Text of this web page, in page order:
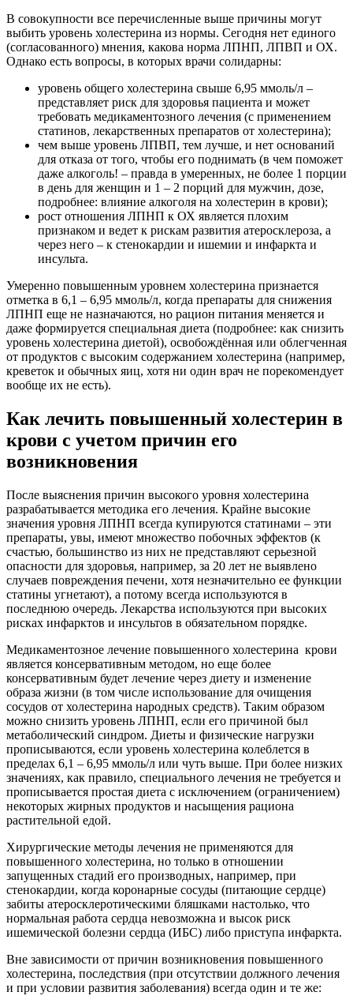
В совокупности все перечисленные выше причины могут
выбить уровень холестерина из нормы. Сегодня нет единого
(согласованного) мнения, какова норма ЛПНП, ЛПВП и ОХ.
Однако есть вопросы, в которых врачи солидарны:
уровень общего холестерина свыше 6,95 ммоль/л –
представляет риск для здоровья пациента и может
требовать медикаментозного лечения (с применением
статинов, лекарственных препаратов от холестерина);
чем выше уровень ЛПВП, тем лучше, и нет оснований
для отказа от того, чтобы его поднимать (в чем поможет
даже алкоголь! – правда в умеренных, не более 1 порции
в день для женщин и 1 – 2 порций для мужчин, дозе,
подробнее: влияние алкоголя на холестерин в крови);
рост отношения ЛПНП к ОХ является плохим
признаком и ведет к рискам развития атеросклероза, а
через него – к стенокардии и ишемии и инфаркта и
инсульта.
Умеренно повышенным уровнем холестерина признается
отметка в 6,1 – 6,95 ммоль/л, когда препараты для снижения
ЛПНП еще не назначаются, но рацион питания меняется и
даже формируется специальная диета (подробнее: как снизить
уровень холестерина диетой), освобождённая или облегченная
от продуктов с высоким содержанием холестерина (например,
креветок и обычных яиц, хотя ни один врач не порекомендует
вообще их не есть).
Как лечить повышенный холестерин в
крови с учетом причин его
возникновения
После выяснения причин высокого уровня холестерина
разрабатывается методика его лечения. Крайне высокие
значения уровня ЛПНП всегда купируются статинами – эти
препараты, увы, имеют множество побочных эффектов (к
счастью, большинство из них не представляют серьезной
опасности для здоровья, например, за 20 лет не выявлено
случаев повреждения печени, хотя незначительно ее функции
статины угнетают), а потому всегда используются в
последнюю очередь. Лекарства используются при высоких
рисках инфарктов и инсультов в обязательном порядке.
Медикаментозное лечение повышенного холестерина крови
является консервативным методом, но еще более
консервативным будет лечение через диету и изменение
образа жизни (в том числе использование для очищения
сосудов от холестерина народных средств). Таким образом
можно снизить уровень ЛПНП, если его причиной был
метаболический синдром. Диеты и физические нагрузки
прописываются, если уровень холестерина колеблется в
пределах 6,1 – 6,95 ммоль/л или чуть выше. При более низких
значениях, как правило, специального лечения не требуется и
прописывается простая диета с исключением (ограничением)
некоторых жирных продуктов и насыщения рациона
растительной едой.
Хирургические методы лечения не применяются для
повышенного холестерина, но только в отношении
запущенных стадий его производных, например, при
стенокардии, когда коронарные сосуды (питающие сердце)
забиты атеросклеротическими бляшками настолько, что
нормальная работа сердца невозможна и высок риск
ишемической болезни сердца (ИБС) либо приступа инфаркта.
Вне зависимости от причин возникновения повышенного
холестерина, последствия (при отсутствии должного лечения
и при условии развития заболевания) всегда один и те же: